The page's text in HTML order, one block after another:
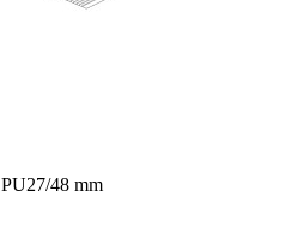
PU27/48 mm